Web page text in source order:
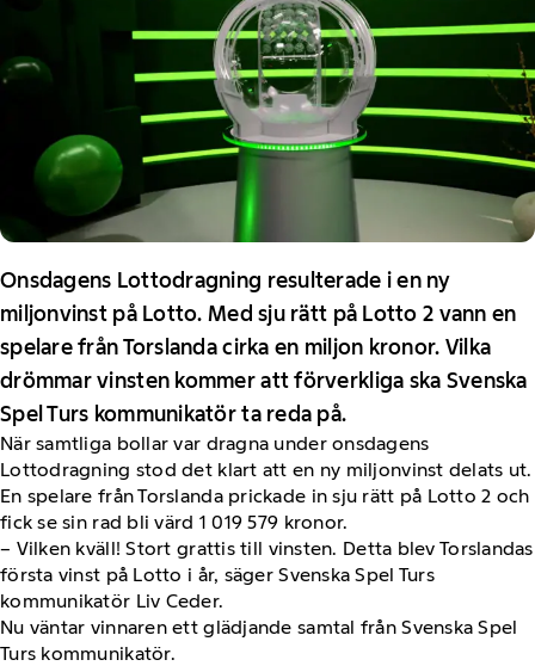
Onsdagens Lottodragning resulterade i en ny
miljonvinst på Lotto. Med sju rätt på Lotto 2 vann en
spelare från Torslanda cirka en miljon kronor. Vilka
drömmar vinsten kommer att förverkliga ska Svenska
Spel Turs kommunikatör ta reda på.
När samtliga bollar var dragna under onsdagens
Lottodragning stod det klart att en ny miljonvinst delats ut.
En spelare från Torslanda prickade in sju rätt på Lotto 2 och
fick se sin rad bli värd 1 019 579 kronor.
– Vilken kväll! Stort grattis till vinsten. Detta blev Torslandas
första vinst på Lotto i år, säger Svenska Spel Turs
kommunikatör Liv Ceder.
Nu väntar vinnaren ett glädjande samtal från Svenska Spel
Turs kommunikatör.